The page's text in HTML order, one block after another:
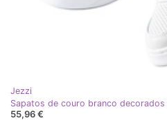
Jezzi
Sapatos de couro branco
55,96 €